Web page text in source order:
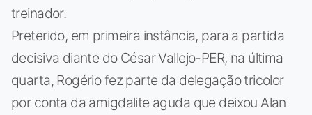
treinador.
Preterido, em primeira instância, para a partida
decisiva diante do César Vallejo-PER, na última
quarta, Rogério fez parte da delegação tricolor
por conta da amigdalite aguda que deixou Alan